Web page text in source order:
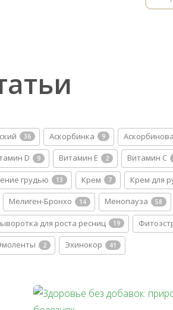
36 Аскорбинка 9
D 9 Витамин E 2 Витамин С
грудью 13 Крем 7 Крем для
Мелиген-Бронхо 14 Менопауза 58
для роста ресниц 19
2 Эхинокор 41